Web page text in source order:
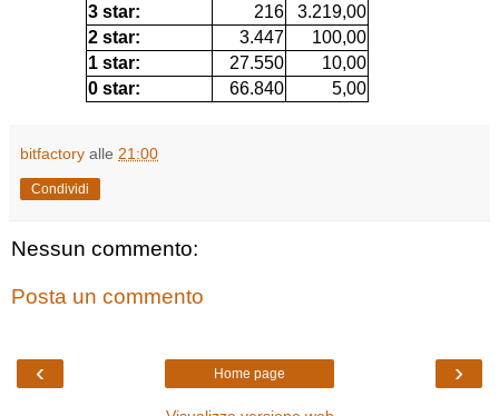
3 star:
216
3.219,00
2 star:
3.447
100,00
1 star:
27.550
10,00
0 star:
66.840 5,00
bitfactory alle 21:00
Condividi
Nessun commento:
Posta un commento
‹ ›
Home page